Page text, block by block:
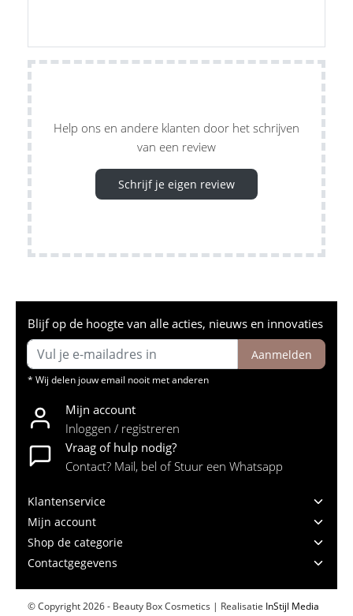
Help ons en andere klanten door het schrijven
van een review
Schrijf je eigen review
Blijf op de hoogte van alle acties, nieuws en innovaties
Aanmelden
* Wij delen jouw email nooit met anderen
Mijn account
Inloggen / registreren
Vraag of hulp nodig?
Contact? Mail, bel of Stuur een Whatsapp
Klantenservice
Mijn account
Shop de categorie
Contactgegevens
© Copyright 2026 - Beauty Box Cosmetics | Realisatie InStijl Media